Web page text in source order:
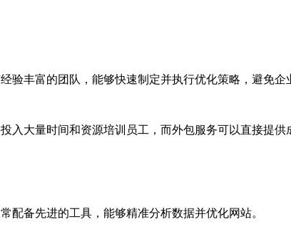
验丰富的团队，能够快速制定并执行优化策略，避免企
入大量时间和资源培训员工，而外包服务可以直接提供
配备先进的工具，能够精准分析数据并优化网站。